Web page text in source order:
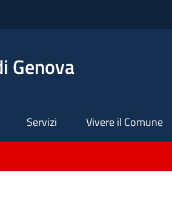
Genova
Servizi Vivere il Comune